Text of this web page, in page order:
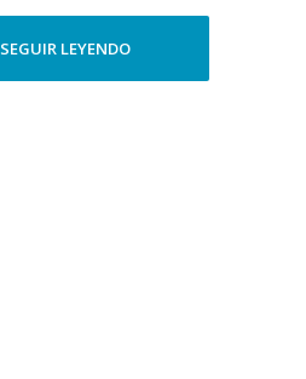
SEGUIR LEYENDO